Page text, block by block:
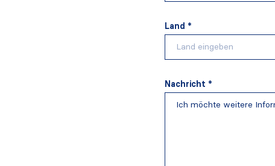
Land *
Nachricht *